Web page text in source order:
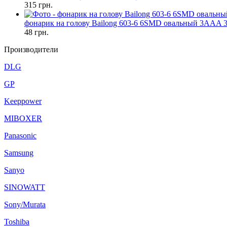
315 грн.
фонарик на голову Bailong 603-6 6SMD овальный 3AAA
48 грн.
Производители
DLG
GP
Keeppower
MIBOXER
Panasonic
Samsung
Sanyo
SINOWATT
Sony/Murata
Toshiba